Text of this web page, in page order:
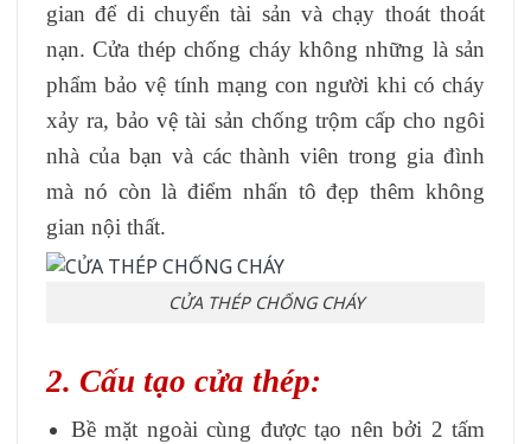
gian để di chuyển tài sản và chạy thoát thoát
nạn. Cửa thép chống cháy không những là sản
phẩm bảo vệ tính mạng con người khi có cháy
xảy ra, bảo vệ tài sản chống trộm cấp cho ngôi
nhà của bạn và các thành viên trong gia đình
mà nó còn là điểm nhấn tô đẹp thêm không
gian nội thất.
CỬA THÉP CHỐNG CHÁY
2. Cấu tạo cửa thép:
Bề mặt ngoài cùng được tạo nên bởi 2 tấm